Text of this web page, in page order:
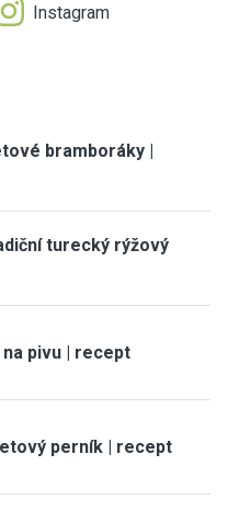
Instagram
bramboráky |
turecký rýžový
pivu | recept
perník | recept